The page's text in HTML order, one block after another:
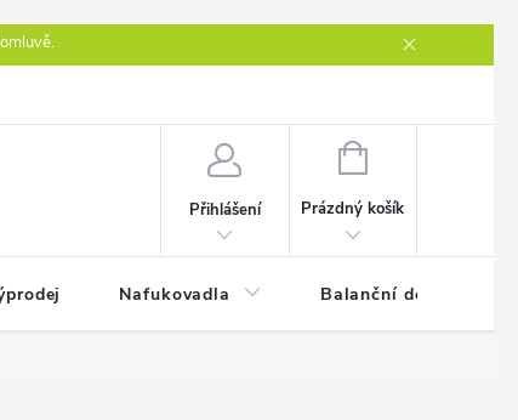
Přihlášení
NÁKUPNÍ
Prázdný košík
Nafukovadla Balanční desky